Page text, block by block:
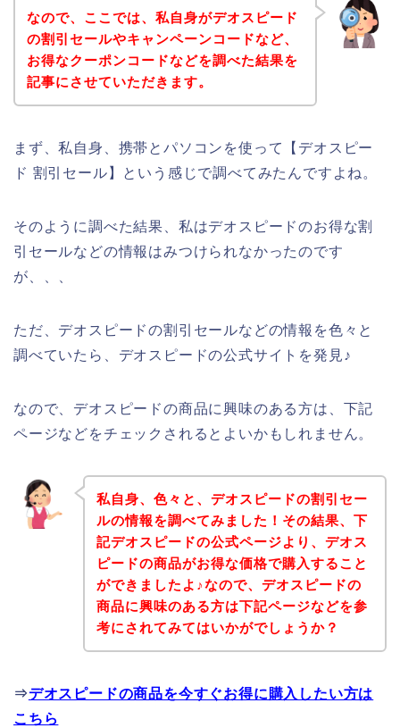
なので、ここでは、私自身がデオスピード
の割引セールやキャンペーンコードなど、
お得なクーポンコードなどを調べた結果を
記事にさせていただきます。
まず、私自身、携帯とパソコンを使って【デオスピー
ド 割引セール】という感じで調べてみたんですよね。
そのように調べた結果、私はデオスピードのお得な割
引セールなどの情報はみつけられなかったのです
が、、、
ただ、デオスピードの割引セールなどの情報を色々と
調べていたら、デオスピードの公式サイトを発見♪
なので、デオスピードの商品に興味のある方は、下記
ページなどをチェックされるとよいかもしれません。
私自身、色々と、デオスピードの割引セー
ルの情報を調べてみました！その結果、下
記デオスピードの公式ページより、デオス
ピードの商品がお得な価格で購入すること
ができましたよ♪なので、デオスピードの
商品に興味のある方は下記ページなどを参
考にされてみてはいかがでしょうか？
⇒デオスピードの商品を今すぐお得に購入したい方は
こちら